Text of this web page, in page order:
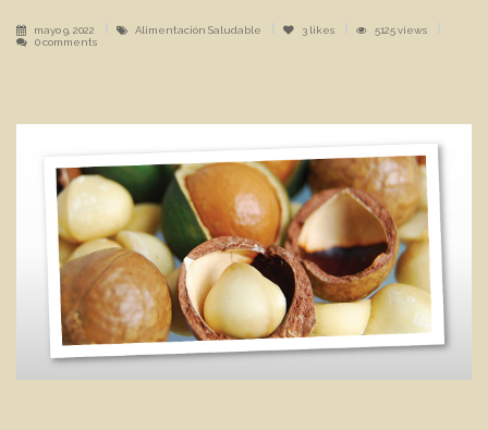
mayo 9, 2022 Alimentación Saludable 3 likes
5125 views
0 comments